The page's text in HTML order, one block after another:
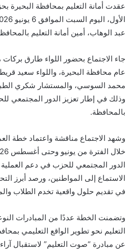
عقدت أمانة التعليم بمحافظة البحيرة
عبد الوهاب، أمين أمانة التعليم
جاء الاجتماع بحضور اللواء طارق
عام محافظة البحيرة، واللواء سعيد
محمد السوسي، والمستشار شكري
وذلك في إطار تعزيز الدور المجتمعي
بالمحافظة.
وشهد الاجتماع مناقشة واعتماد خطة
الدور المجتمعي للحزب في دعم العملية
الاستماع إلى المواطنين، ورصد أبرز
في تقديم حلول واقعية تخدم الطلاب
وتضمنت الخطة عددًا من المبادرات
التعليم نحو تطوير الواقع التعليمي
عن مبادرة “صوت التعليم” لاستقبال